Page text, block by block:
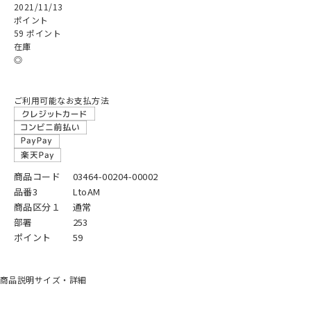
2021/11/13
ポイント
59 ポイント
在庫
◎
ご利用可能なお支払方法
商品コード
03464-00204-00002
品番3
LtoAM
商品区分１
通常
部署
253
ポイント
59
商品説明サイズ・詳細